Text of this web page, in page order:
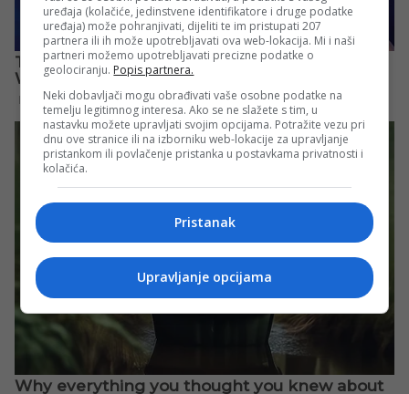
uređaja (kolačiće, jedinstvene identifikatore i druge podatke
uređaja) može pohranjivati, dijeliti te im pristupati 207
partnera ili ih može upotrebljavati ova web-lokacija. Mi i naši
partneri možemo upotrebljavati precizne podatke o
geolociranju. Popis partnera.
Neki dobavljači mogu obrađivati vaše osobne podatke na
temelju legitimnog interesa. Ako se ne slažete s tim, u
nastavku možete upravljati svojim opcijama. Potražite vezu pri
dnu ove stranice ili na izborniku web-lokacije za upravljanje
pristankom ili povlačenje pristanka u postavkama privatnosti i
kolačića.
Pristanak
Upravljanje opcijama